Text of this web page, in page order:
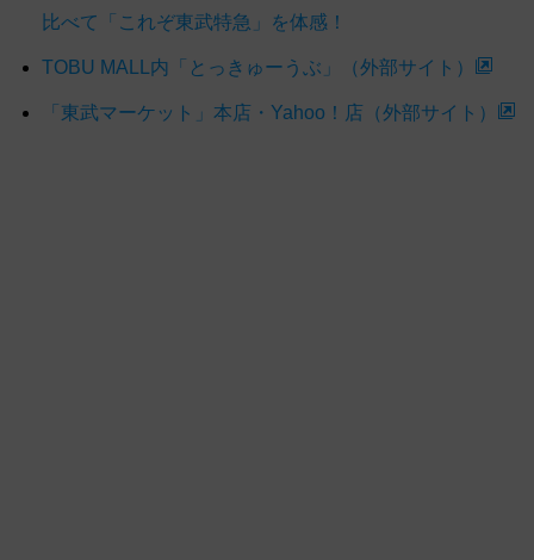
比べて「これぞ東武特急」を体感！
TOBU MALL内「とっきゅーうぶ」（外部サイト）
「東武マーケット」本店・Yahoo！店（外部サイト）